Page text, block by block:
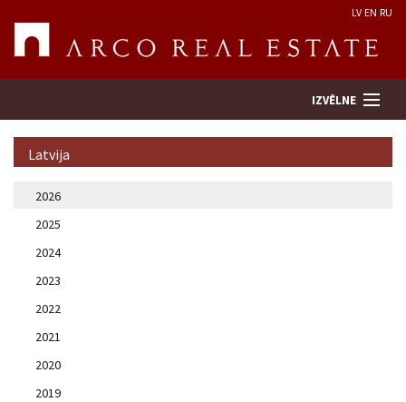
LV EN RU
IZVĒLNE
Novērtēt īpašumu
Uzņēmums
Kontakti
Latvija
2026
2025
2024
2023
2022
2021
2020
2019